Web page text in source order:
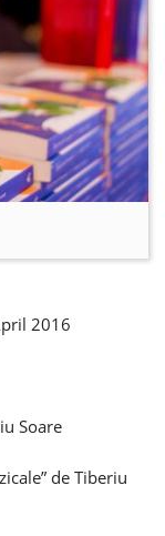
2016
Soare
de Tiberiu